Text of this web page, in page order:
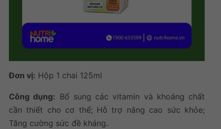
Đơn vị: Hộp 1 chai 125ml
Công dụng: Bổ sung các vitamin và khoáng chất
cần thiết cho cơ thể; Hỗ trợ nâng cao sức khỏe;
Tăng cường sức đề kháng.